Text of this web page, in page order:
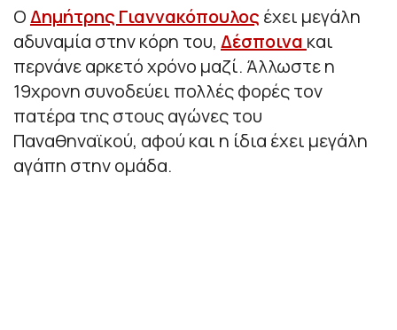
ΟΔημήτρης Γιαννακόπουλος έχει μεγάλη
αδυναμία στην κόρη του, Δέσποινα και
περνάνε αρκετό χρόνο μαζί. Άλλωστε η
19χρονη συνοδεύει πολλές φορές τον
πατέρα της στους αγώνες του
Παναθηναϊκού, αφού και η ίδια έχει μεγάλη
αγάπη στην ομάδα.